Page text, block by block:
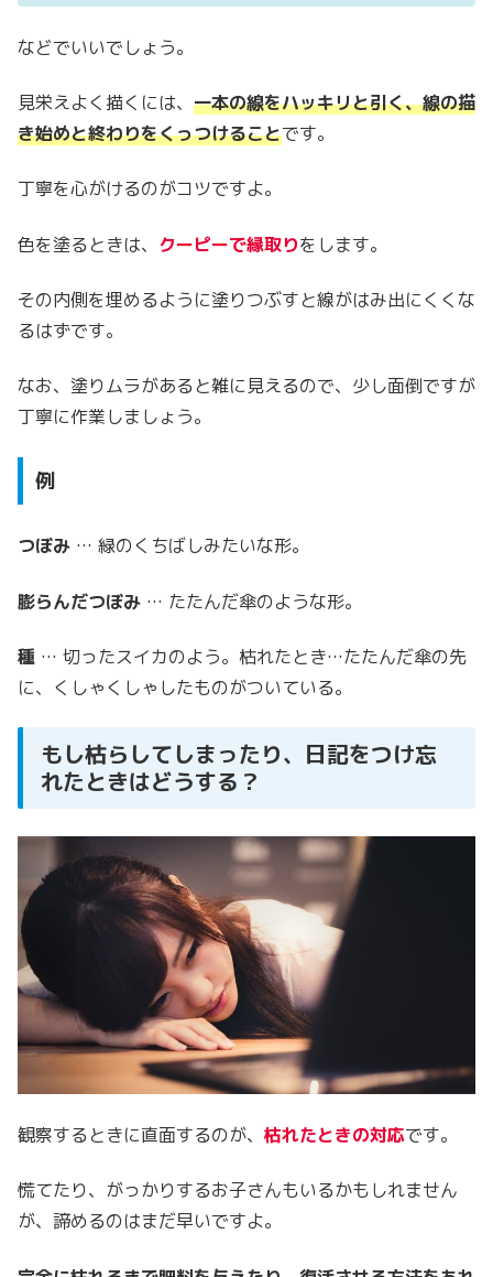
などでいいでしょう。
見栄えよく描くには、 一本の線をハッキリと引く、線の描
き始めと終わりをくっつけることです。
丁寧を心がけるのがコツですよ。
色を塗るときは、 クーピーで縁取りをします。
その内側を埋めるように塗りつぶすと線がはみ出にくくな
るはずです。
なお、塗りムラがあると雑に見えるので、少し面倒ですが
丁寧に作業しましょう。
例
つぼみ … 緑のくちばしみたいな形。
膨らんだつぼみ … たたんだ傘のような形。
種 … 切ったスイカのよう。枯れたとき…たたんだ傘の先
に、くしゃくしゃしたものがついている。
もし枯らしてしまったり、日記をつけ忘
れたときはどうする？
観察するときに直面するのが、 枯れたときの対応です。
慌てたり、がっかりするお子さんもいるかもしれません
が、諦めるのはまだ早いですよ。